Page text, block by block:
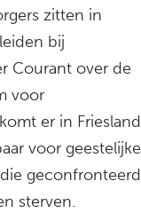
zitten in
bij
Courant over de
voor
er in Friesland
voor geestelijke
geconfronteerd
sterven.